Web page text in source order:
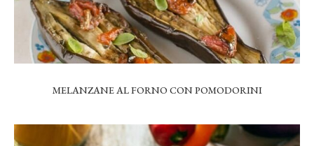
MELANZANE AL FORNO CON POMODORINI